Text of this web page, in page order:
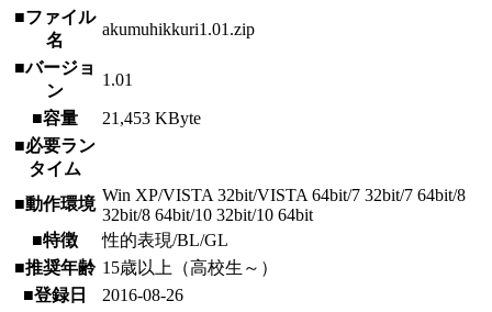
■ファイル
名
akumuhikkuri1.01.zip
■バージョ
ン
1.01
■容量
21,453 KByte
■必要ラン
タイム
■動作環境 Win XP/VISTA 32bit/VISTA 64bit/7 32bit/7 64bit/8
32bit/8 64bit/10 32bit/10 64bit
■特徴
性的表現/BL/GL
■推奨年齢 15歳以上（高校生～）
■登録日
2016-08-26